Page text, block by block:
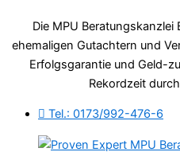
Die MPU Beratungskanzlei
ehemaligen Gutachtern und
Erfolgsgarantie und Geld-
Rekordzeit
Tel.: 0173/992-476-6